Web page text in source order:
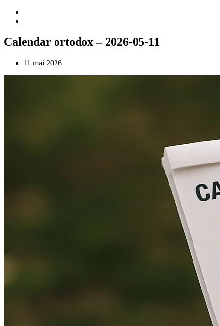
Calendar ortodox – 2026-05-11
11 mai 2026